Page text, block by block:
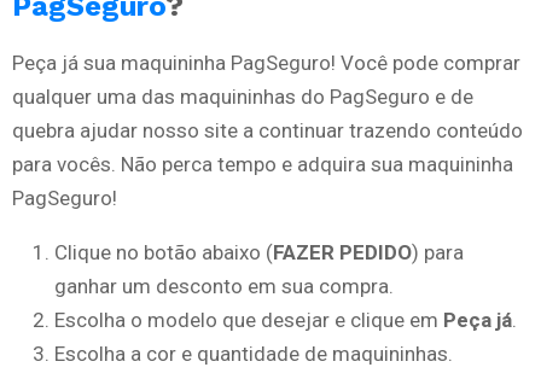
Peça já sua maquininha PagSeguro! Você pode comprar
qualquer uma das maquininhas do PagSeguro e de
quebra ajudar nosso site a continuar trazendo conteúdo
para vocês. Não perca tempo e adquira sua maquininha
PagSeguro!
Clique no botão abaixo (FAZER PEDIDO) para
ganhar um desconto em sua compra.
Escolha o modelo que desejar e clique em Peça já
Escolha a cor e quantidade de maquininhas.